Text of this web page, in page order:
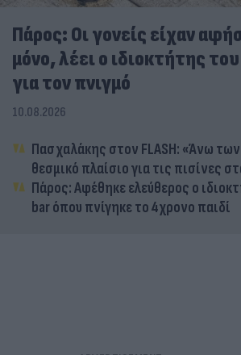
Πάρος: Οι γονείς είχαν
μόνο, λέει ο ιδιοκτήτης
για τον πνιγμό
10.08.2026
Πασχαλάκης στον FLASH: «Άνω
θεσμικό πλαίσιο για τις πισίνες
Πάρος: Αφέθηκε ελεύθερος ο
bar όπου πνίγηκε το 4χρονο παιδί